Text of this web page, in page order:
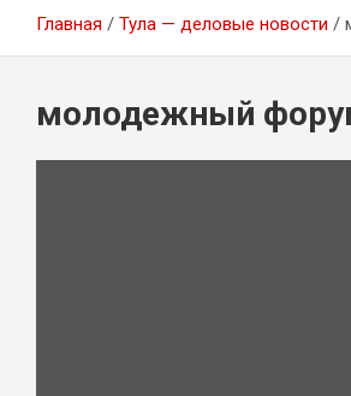
Главная Тула — деловые новости
молодежный